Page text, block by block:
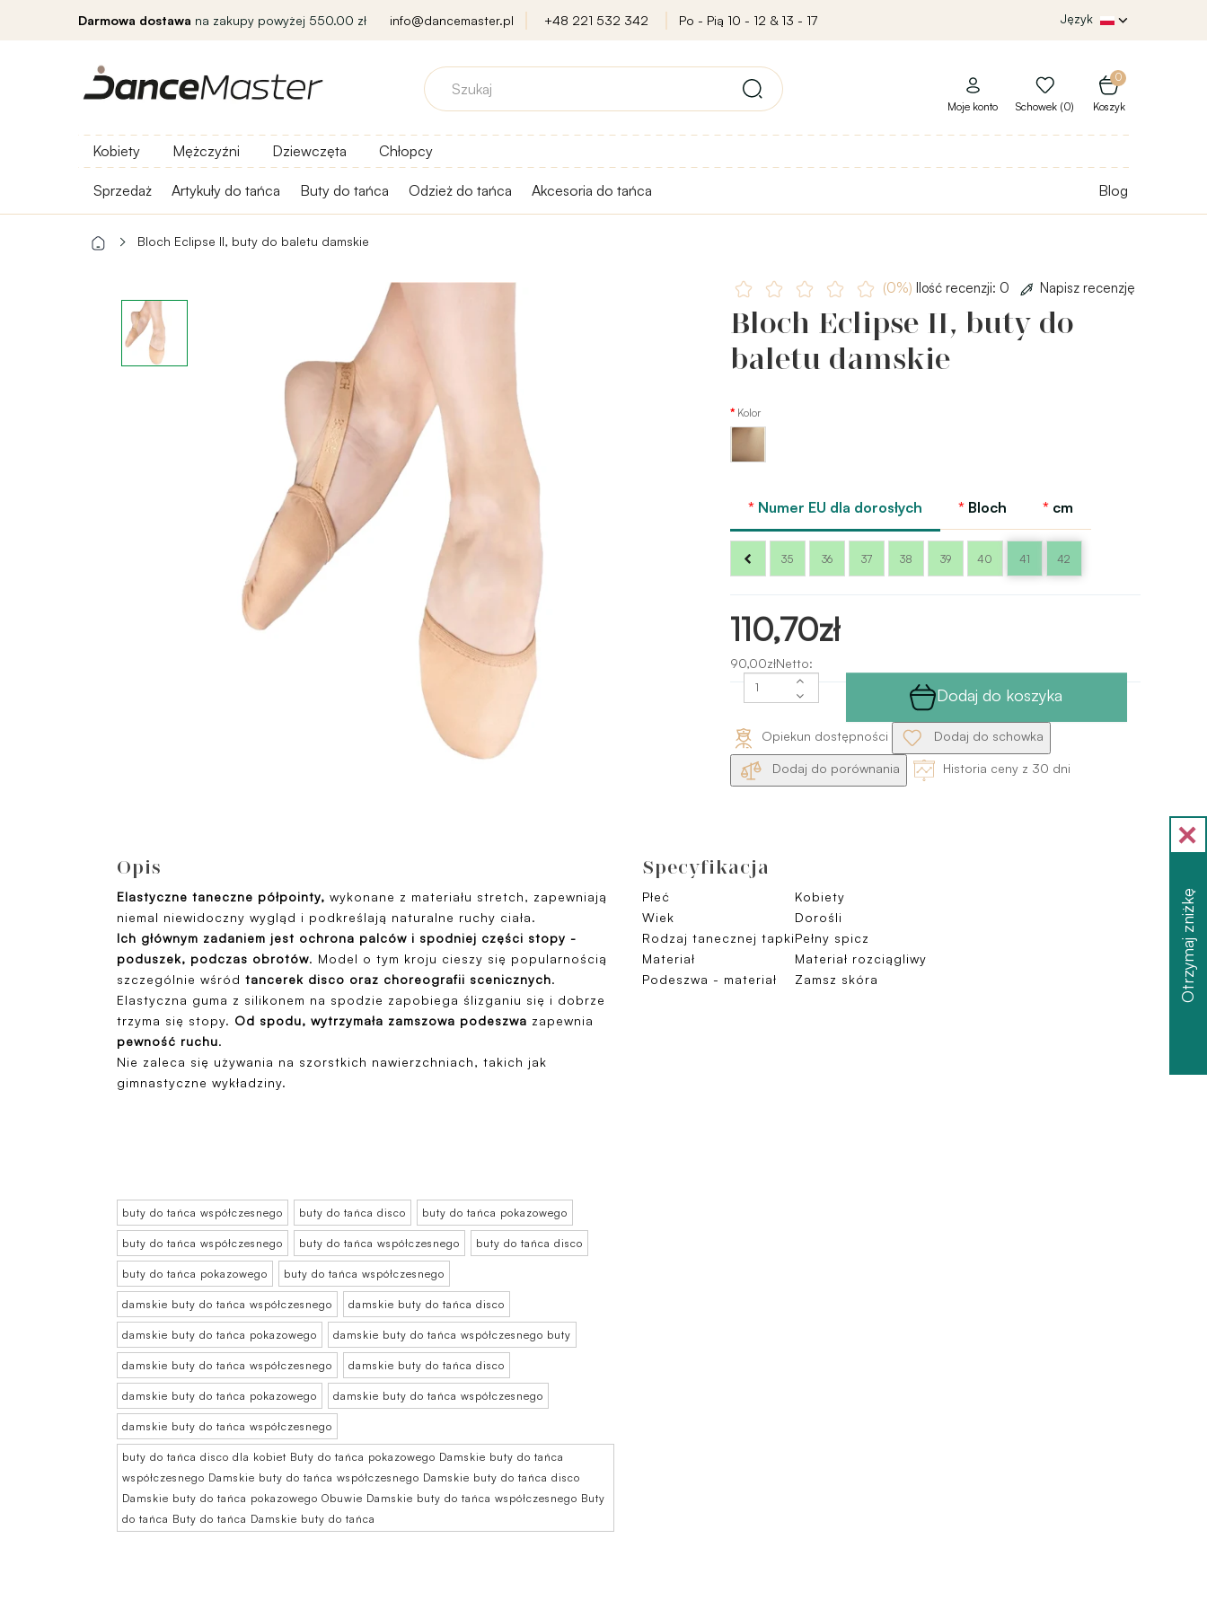
Darmowa dostawa na zakupy powyżej 550.00 zł info@dancemaster.pl +48 221 532 342 Po - Pią 10 - 12 & 13 - 17 Język
0
Koszyk
Moje konto Schowek (0)
Kobiety Mężczyźni Dziewczęta Chłopcy
Sprzedaż Artykuły do ​​tańca Buty do tańca Odzież do tańca Akcesoria do tańca Blog
Bloch Eclipse II, buty do baletu damskie
(0%) Ilość recenzji: 0 Napisz recenzję
Bloch Eclipse II, buty do
baletu damskie
Kolor
Jasny
Numer EU dla dorosłych Bloch cm
35 36 37 38 39 40 41 42
110,70zł
90,00złNetto:
Dodaj do koszyka
Opiekun dostępności Dodaj do schowka
Dodaj do porównania Historia ceny z 30 dni
Opis
Elastyczne taneczne półpointy, wykonane z materiału stretch, zapewniają
niemal niewidoczny wygląd i podkreślają naturalne ruchy ciała.
Ich głównym zadaniem jest ochrona palców i spodniej części stopy -
poduszek, podczas obrotów. Model o tym kroju cieszy się popularnością
szczególnie wśród tancerek disco oraz choreografii scenicznych.
Elastyczna guma z silikonem na spodzie zapobiega ślizganiu się i dobrze
trzyma się stopy. Od spodu, wytrzymała zamszowa podeszwa zapewnia
pewność ruchu.
Nie zaleca się używania na szorstkich nawierzchniach, takich jak
gimnastyczne wykładziny.
buty do tańca współczesnego buty do tańca disco buty do tańca pokazowego
buty do tańca współczesnego buty do tańca współczesnego buty do tańca disco
buty do tańca pokazowego buty do tańca współczesnego
damskie buty do tańca współczesnego damskie buty do tańca disco
damskie buty do tańca pokazowego damskie buty do tańca współczesnego buty
damskie buty do tańca współczesnego damskie buty do tańca disco
damskie buty do tańca pokazowego damskie buty do tańca współczesnego
damskie buty do tańca współczesnego
buty do tańca disco dla kobiet Buty do tańca pokazowego Damskie buty do tańca
współczesnego Damskie buty do tańca współczesnego Damskie buty do tańca disco
Damskie buty do tańca pokazowego Obuwie Damskie buty do tańca współczesnego Buty
do tańca Buty do tańca Damskie buty do tańca
Specyfikacja
Płeć
Kobiety
Wiek
Dorośli
Rodzaj tanecznej tapkiPełny spicz
Materiał
Materiał rozciągliwy
Podeszwa - materiał
Zamsz skóra Otrzymaj zniżkę